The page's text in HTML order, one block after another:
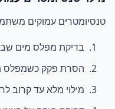
טנסיומטרים עמוקים
בדיקת מפלס מים
הסרת פקק כשמפלס
מילוי מלא עד קרוב